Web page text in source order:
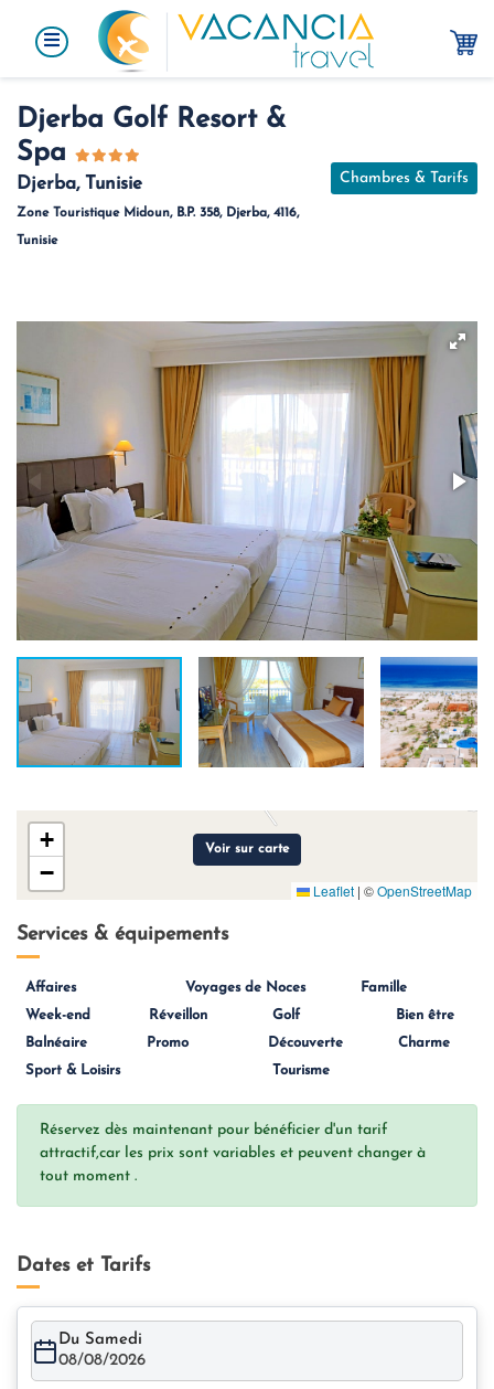
Djerba Golf Resort &
Spa
Djerba, Tunisie
Zone Touristique Midoun, B.P. 358, Djerba, 4116,
Tunisie
Chambres & Tarifs
+
−
Leaflet | ©OpenStreetMap
Voir sur carte
Services & équipements
Affaires Voyages de Noces
Famille
Week-end
Réveillon Golf
Bien être
Balnéaire
Promo Découverte
Charme
Sport & Loisirs
Tourisme
Réservez dès maintenant pour bénéficier d'un tarif
attractif,car les prix sont variables et peuvent changer à
tout moment .
Dates et Tarifs
Du Samedi
08/08/2026